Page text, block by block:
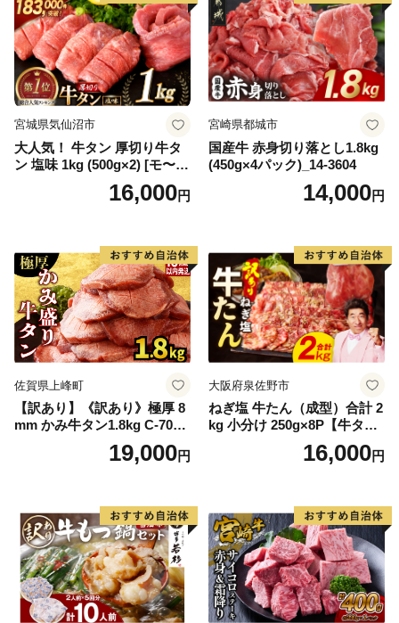
宮城県気仙沼市
大人気！ 牛タン 厚切り牛タ
ン 塩味 1kg (500g×2) [モ〜ラ
ンド 宮城県 気仙沼市 205646
60] 肉 牛肉 精肉 牛たん 牛タ
厚切り タン
16,000円
宮崎県都城市
国産牛 赤身切り落とし1.8kg
(450g×4パック)_14-3604
14,000円
佐賀県上峰町
【訳あり】《訳あり》極厚 8
mm かみ牛タン1.8kg C-709-
19,000円
大阪府泉佐野市
ねぎ塩 牛たん（成型）合計 2
kg 小分け 250g×8P【牛タン
牛肉 焼肉用 薄切り 訳あり サ
16,000円